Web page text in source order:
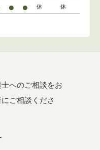
● ● 休 休
へのご相談をお
ご相談くださ